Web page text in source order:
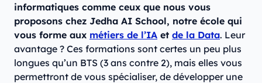
informatiques comme ceux que nous vous
proposons chez Jedha AI School, notre école qui
vous forme aux métiers de l’IA et de la Data. Leur
avantage ? Ces formations sont certes un peu plus
longues qu’un BTS (3 ans contre 2), mais elles vous
permettront de vous spécialiser, de développer une